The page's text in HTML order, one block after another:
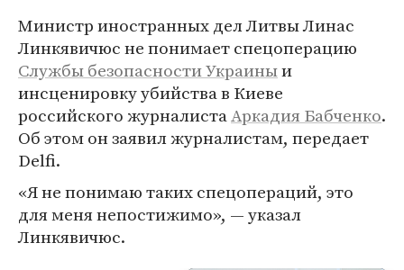
Министр иностранных дел Литвы Линас
Линкявичюс не понимает спецоперацию
Службы безопасности Украиныи
инсценировку убийства в Киеве
российского журналистаАркадия Бабченко.
Об этом он заявил журналистам, передает
Delfi.
«Я не понимаю таких спецопераций, это
для меня непостижимо», — указал
Линкявичюс.